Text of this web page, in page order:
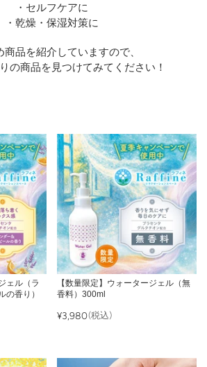
・セルフケアに
・乾燥・保湿対策に
商品を紹介していますので、
の商品を見つけてみてください！
ェル（ラ
の香り）
【数量限定】ウォータージェル（無
香料）300ml
¥3,980(税込)